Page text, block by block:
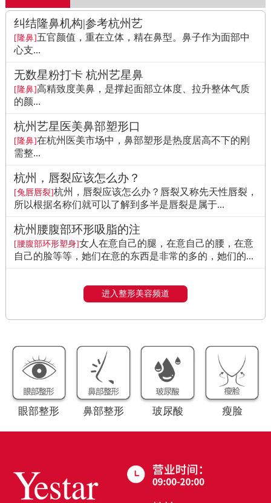
纠结隆鼻机构|参考杭州艺
[隆鼻]五官颜值，重在立体，精在鼻型。鼻子作为面部中
心支...
无数星粉打卡 杭州艺星鼻
[隆鼻]高精致度美鼻，是撑起面部立体度、拉升整体气质
的颜...
杭州艺星医美鼻部塑形口
[隆鼻]在杭州医美市场中，鼻部塑形是热度居高不下的刚
需整...
杭州，唇裂应该怎么办？
[兔唇唇裂]杭州，唇裂应该怎么办？唇裂又称先天性唇裂，
所以根据名称们就可以了解到多半是唇裂是属于...
杭州腰腹部环形吸脂的注
[腰腹部环形塑身]女人在意自己的腿，在意自己的腰，在意
自己的脸等等，她们在意的东西是非常的多的，她们的...
进入整形美容频道
眼部整形 鼻部整形 玻尿酸 瘦脸